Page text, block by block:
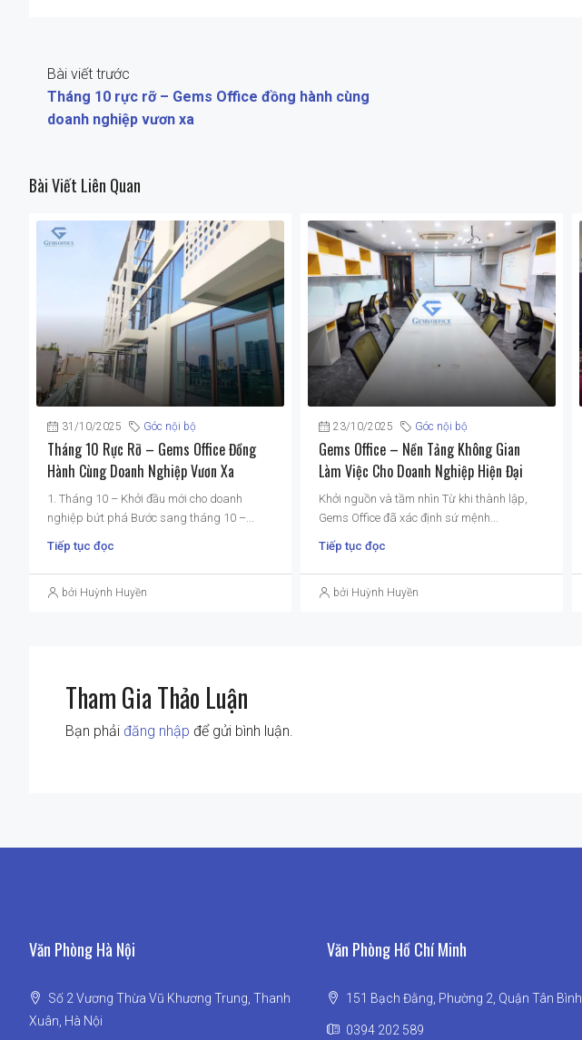
Bài viết trước
Tháng 10 rực rỡ – Gems Office đồng hành cùng
doanh nghiệp vươn xa
Bài Viết Liên Quan
31/10/2025 Góc nội bộ
Tháng 10 Rực Rỡ – Gems Office Đồng
Hành Cùng Doanh Nghiệp Vươn Xa
1. Tháng 10 – Khởi đầu mới cho doanh
nghiệp bứt phá Bước sang tháng 10 –...
Tiếp tục đọc
bởi Huỳnh Huyền
23/10/2025 Góc nội bộ
Gems Office – Nền Tảng Không Gian
Làm Việc Cho Doanh Nghiệp Hiện Đại
Khởi nguồn và tầm nhìn Từ khi thành lập,
Gems Office đã xác định sứ mệnh...
Tiếp tục đọc
bởi Huỳnh Huyền
Tham Gia Thảo Luận
Bạn phải đăng nhập để gửi bình luận.
Văn Phòng Hà Nội
Số 2 Vương Thừa Vũ Khương Trung, Thanh
Xuân, Hà Nội
Văn Phòng Hồ Chí Minh
151 Bạch Đằng, Phường 2, Quận Tân Bình
0394 202 589